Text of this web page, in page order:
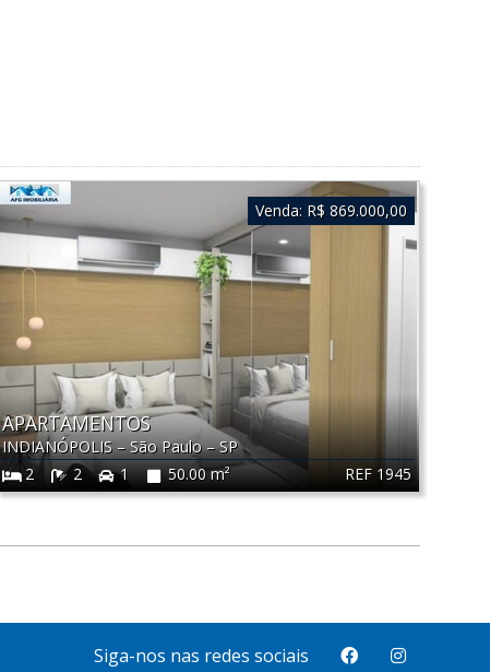
REF 1945
APARTAMENTOS
INDIANÓPOLIS–São Paulo–SP
2
2 1 50.00 m²
Venda: R$ 869.000,00
Siga-nos nas redes sociais